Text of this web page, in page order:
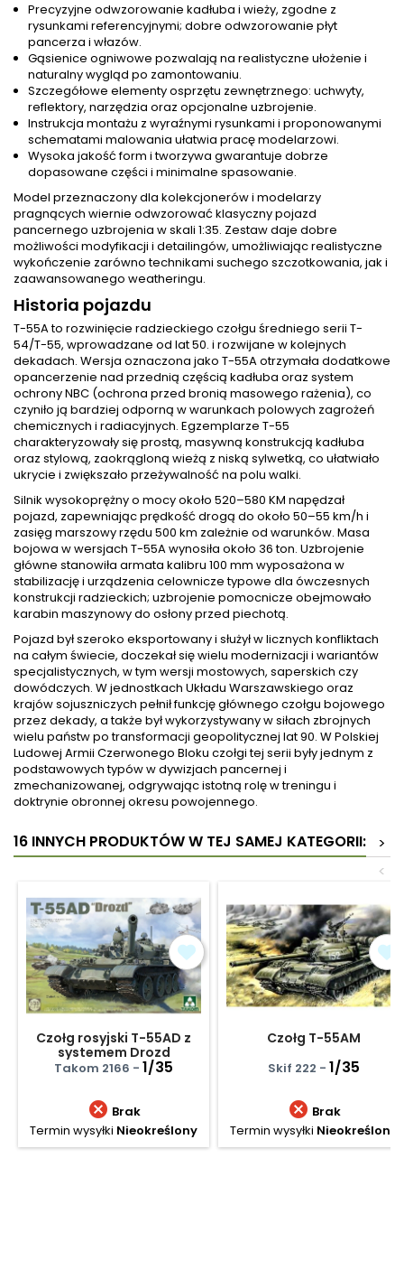
Precyzyjne odwzorowanie kadłuba i wieży, zgodne z
rysunkami referencyjnymi; dobre odwzorowanie płyt
pancerza i włazów.
Gąsienice ogniwowe pozwalają na realistyczne ułożenie i
naturalny wygląd po zamontowaniu.
Szczegółowe elementy osprzętu zewnętrznego: uchwyty,
reflektory, narzędzia oraz opcjonalne uzbrojenie.
Instrukcja montażu z wyraźnymi rysunkami i proponowanymi
schematami malowania ułatwia pracę modelarzowi.
Wysoka jakość form i tworzywa gwarantuje dobrze
dopasowane części i minimalne spasowanie.
Model przeznaczony dla kolekcjonerów i modelarzy
pragnących wiernie odwzorować klasyczny pojazd
pancernego uzbrojenia w skali 1:35. Zestaw daje dobre
możliwości modyfikacji i detailingów, umożliwiając realistyczne
wykończenie zarówno technikami suchego szczotkowania, jak i
zaawansowanego weatheringu.
Historia pojazdu
T-55A to rozwinięcie radzieckiego czołgu średniego serii T-
54/T-55, wprowadzane od lat 50. i rozwijane w kolejnych
dekadach. Wersja oznaczona jako T-55A otrzymała dodatkowe
opancerzenie nad przednią częścią kadłuba oraz system
ochrony NBC (ochrona przed bronią masowego rażenia), co
czyniło ją bardziej odporną w warunkach polowych zagrożeń
chemicznych i radiacyjnych. Egzemplarze T-55
charakteryzowały się prostą, masywną konstrukcją kadłuba
oraz stylową, zaokrągloną wieżą z niską sylwetką, co ułatwiało
ukrycie i zwiększało przeżywalność na polu walki.
Silnik wysokoprężny o mocy około 520–580 KM napędzał
pojazd, zapewniając prędkość drogą do około 50–55 km/h i
zasięg marszowy rzędu 500 km zależnie od warunków. Masa
bojowa w wersjach T-55A wynosiła około 36 ton. Uzbrojenie
główne stanowiła armata kalibru 100 mm wyposażona w
stabilizację i urządzenia celownicze typowe dla ówczesnych
konstrukcji radzieckich; uzbrojenie pomocnicze obejmowało
karabin maszynowy do osłony przed piechotą.
Pojazd był szeroko eksportowany i służył w licznych konfliktach
na całym świecie, doczekał się wielu modernizacji i wariantów
specjalistycznych, w tym wersji mostowych, saperskich czy
dowódczych. W jednostkach Układu Warszawskiego oraz
krajów sojuszniczych pełnił funkcję głównego czołgu bojowego
przez dekady, a także był wykorzystywany w siłach zbrojnych
wielu państw po transformacji geopolitycznej lat 90. W Polskiej
Ludowej Armii Czerwonego Bloku czołgi tej serii były jednym z
podstawowych typów w dywizjach pancernej i
zmechanizowanej, odgrywając istotną rolę w treningu i
doktrynie obronnej okresu powojennego.
16 INNYCH PRODUKTÓW W TEJ SAMEJ KATEGORII:
>
<
Czołg rosyjski T-55AD z
systemem Drozd
Takom 2166 - 1/35
 Brak
Termin wysyłki Nieokreślony
Czołg T-55AM
Skif 222 - 1/35
 Brak
Termin wysyłki Nieokreślony